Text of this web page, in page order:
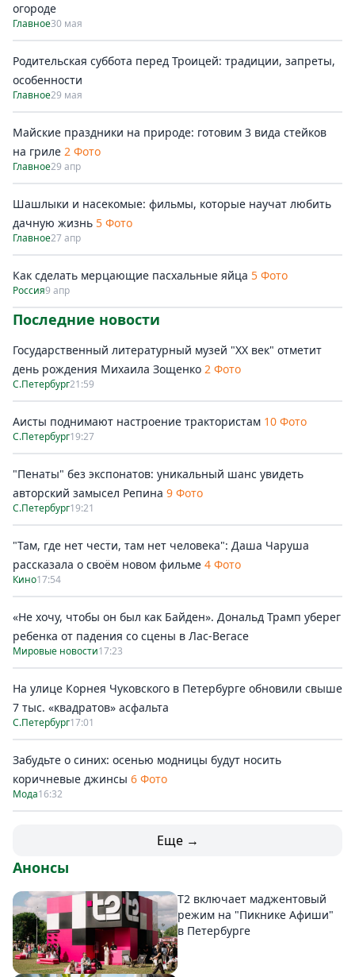
огороде
Главное30 мая
Родительская суббота перед Троицей: традиции, запреты,
особенности
Главное29 мая
Майские праздники на природе: готовим 3 вида стейков
на гриле 2 Фото
Главное29 апр
Шашлыки и насекомые: фильмы, которые научат любить
дачную жизнь 5 Фото
Главное27 апр
Как сделать мерцающие пасхальные яйца 5 Фото
Россия9 апр
Последние новости
Государственный литературный музей "ХХ век" отметит
день рождения Михаила Зощенко 2 Фото
С.Петербург21:59
Аисты поднимают настроение трактористам 10 Фото
С.Петербург19:27
"Пенаты" без экспонатов: уникальный шанс увидеть
авторский замысел Репина 9 Фото
С.Петербург19:21
"Там, где нет чести, там нет человека": Даша Чаруша
рассказала о своём новом фильме 4 Фото
Кино17:54
«Не хочу, чтобы он был как Байден». Дональд Трамп уберег
ребенка от падения со сцены в Лас-Вегасе
Мировые новости17:23
На улице Корнея Чуковского в Петербурге обновили свыше
7 тыс. «квадратов» асфальта
С.Петербург17:01
Забудьте о синих: осенью модницы будут носить
коричневые джинсы 6 Фото
Мода16:32
Еще →
Анонсы
Т2 включает маджентовый
режим на "Пикнике Афиши"
в Петербурге